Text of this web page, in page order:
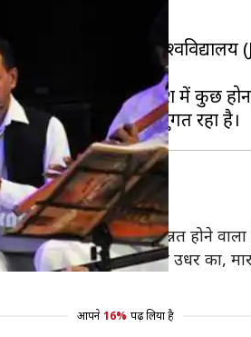
जवाहर लाल नेहरू
मोदी के नाम पर भी देश में कुछ होना
कश्मीर अब वाकई जन्नत होने वाला
बंदा इधर का मरे या उधर का,
आपने 16% पढ़ लिया है